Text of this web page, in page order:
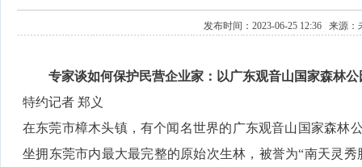
发布时间：2023-06-25 12:36 来源：
专家谈如何保护民营企业家：以广东观音山国家森林公
特约记者 郑义
在东莞市樟木头镇，有个闻名世界的广东观音山国家森林
坐拥东莞市内最大最完整的原始次生林，被誉为“南天灵